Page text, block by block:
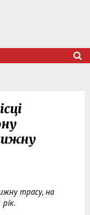
трасу, на